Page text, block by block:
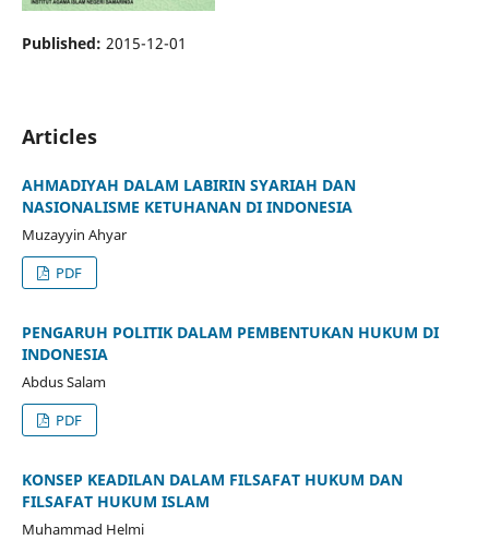
Published: 2015-12-01
Articles
AHMADIYAH DALAM LABIRIN SYARIAH DAN
NASIONALISME KETUHANAN DI INDONESIA
Muzayyin Ahyar
PDF
PENGARUH POLITIK DALAM PEMBENTUKAN HUKUM DI
INDONESIA
Abdus Salam
PDF
KONSEP KEADILAN DALAM FILSAFAT HUKUM DAN
FILSAFAT HUKUM ISLAM
Muhammad Helmi